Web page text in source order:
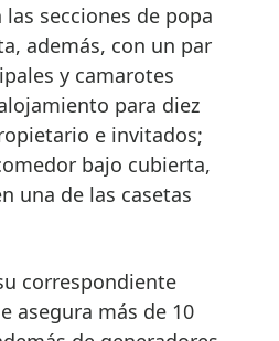
secciones de popa
además, con un par
y camarotes
para diez
e invitados;
bajo cubierta,
una de las casetas
correspondiente
asegura más de 10